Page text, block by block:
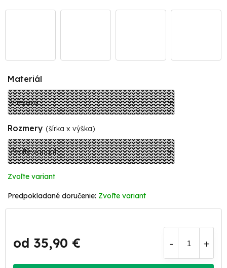
Materiál
Rozmery (šírka x výška)
Zvoľte variant
Zvoľte variant
od 35,90 €
Jednotková
cena: